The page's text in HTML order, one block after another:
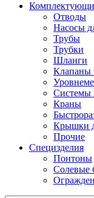
Отводы
Насосы
Трубы
Трубки
Шланги
Клапаны
Системы
Краны
Крышки
Прочие
Специзделия
Понтоны
Солевые